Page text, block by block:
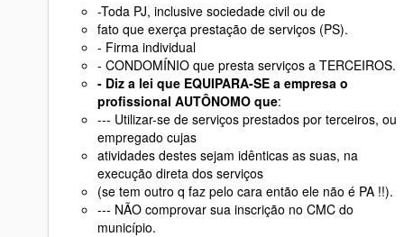
-Toda PJ, inclusive sociedade civil ou de
fato que exerça prestação de serviços (PS).
- Firma individual
- CONDOMÍNIO que presta serviços a TERCEIROS.
- Diz a lei que EQUIPARA-SE a empresa o
profissional AUTÔNOMO que:
--- Utilizar-se de serviços prestados por terceiros, ou
empregado cujas
atividades destes sejam idênticas as suas, na
execução direta dos serviços
(se tem outro q faz pelo cara então ele não é PA !!).
--- NÃO comprovar sua inscrição no CMC do
município.